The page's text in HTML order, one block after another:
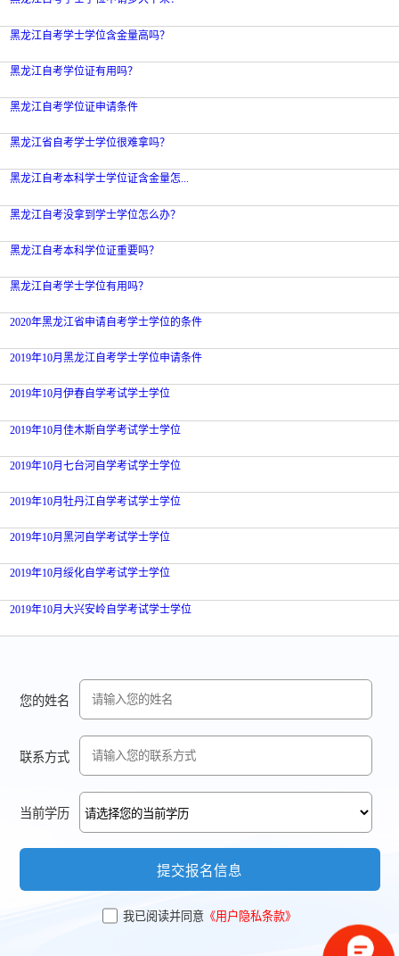
黑龙江自考学士学位含金量高吗？
黑龙江自考学位证有用吗？
黑龙江自考学位证申请条件
黑龙江省自考学士学位很难拿吗？
黑龙江自考本科学士学位证含金量怎...
黑龙江自考没拿到学士学位怎么办？
黑龙江自考本科学位证重要吗？
黑龙江自考学士学位有用吗？
2020年黑龙江省申请自考学士学位的条件
2019年10月黑龙江自考学士学位申请条件
2019年10月伊春自学考试学士学位
2019年10月佳木斯自学考试学士学位
2019年10月七台河自学考试学士学位
2019年10月牡丹江自学考试学士学位
2019年10月黑河自学考试学士学位
2019年10月绥化自学考试学士学位
2019年10月大兴安岭自学考试学士学位
您的姓名
联系方式
当前学历
提交报名信息
我已阅读并同意 《用户隐私条款》